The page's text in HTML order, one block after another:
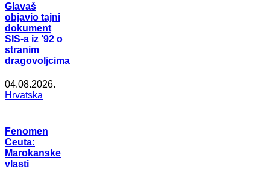
Glavaš
objavio tajni
dokument
SIS-a iz ’92 o
stranim
dragovoljcima
04.08.2026.
Hrvatska
Fenomen
Ceuta:
Marokanske
vlasti